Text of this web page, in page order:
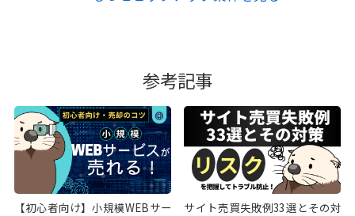
参考記事
【初心者向け】小規模WEBサー
サイト売買失敗例33選とその対